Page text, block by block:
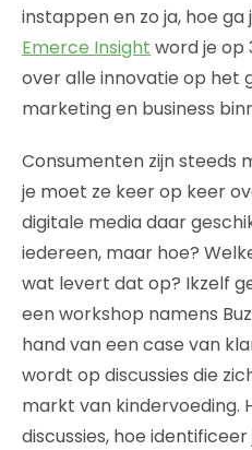
instappen en zo ja, hoe
Emerce Insight word je op
over alle innovatie op het
marketing en business
Consumenten zijn steeds
je moet ze keer op keer
digitale media daar
iedereen, maar hoe?
wat levert dat op? Ikzelf
een workshop namens
hand van een case van
wordt op discussies die
markt van kindervoeding.
discussies, hoe